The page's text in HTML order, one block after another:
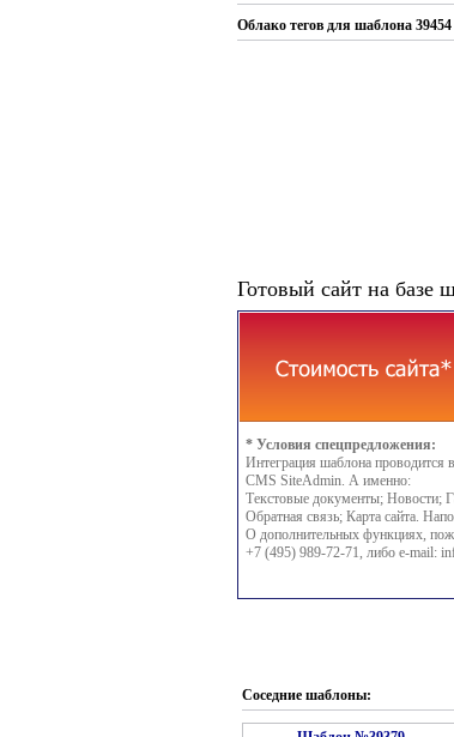
Облако тегов для шаблона 39454
Готовый сайт на базе
* Условия спецпредложения:
Интеграция шаблона проводится
CMS SiteAdmin. А именно:
Текстовые документы; Новости;
Обратная связь; Карта сайта.
О дополнительных функциях,
+7 (495) 989-72-71, либо e-mail:
Соседние шаблоны: